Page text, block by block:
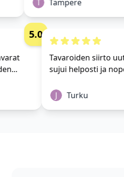
T Tampere
5.0
Tavaroiden siirto
sujui helposti ja
Turku